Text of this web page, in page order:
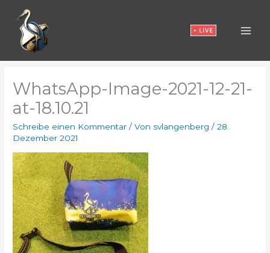
Inhalt
springen
• LIVE
WhatsApp-Image-2021-12-21-
at-18.10.21
Schreibe einen Kommentar / Von svlangenberg/28.
Dezember 2021